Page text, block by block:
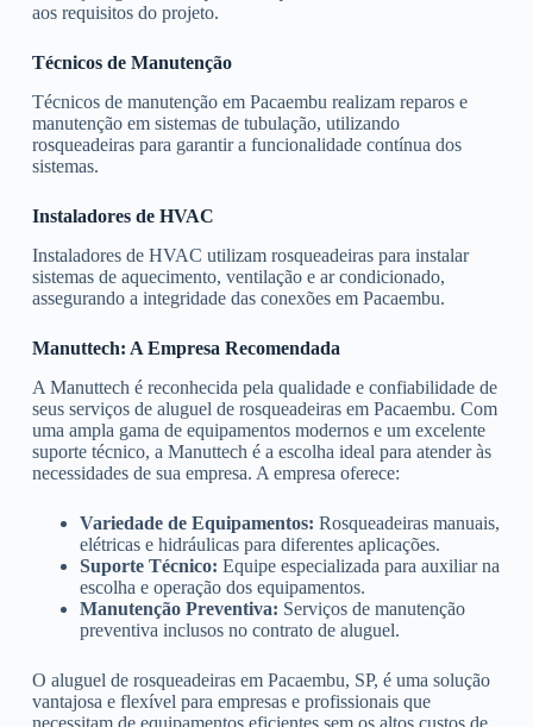
aos requisitos do projeto.
Técnicos de Manutenção
Técnicos de manutenção em Pacaembu realizam reparos e
manutenção em sistemas de tubulação, utilizando
rosqueadeiras para garantir a funcionalidade contínua dos
sistemas.
Instaladores de HVAC
Instaladores de HVAC utilizam rosqueadeiras para instalar
sistemas de aquecimento, ventilação e ar condicionado,
assegurando a integridade das conexões em Pacaembu.
Manuttech: A Empresa Recomendada
A Manuttech é reconhecida pela qualidade e confiabilidade de
seus serviços de aluguel de rosqueadeiras em Pacaembu. Com
uma ampla gama de equipamentos modernos e um excelente
suporte técnico, a Manuttech é a escolha ideal para atender às
necessidades de sua empresa. A empresa oferece:
Variedade de Equipamentos: Rosqueadeiras manuais,
elétricas e hidráulicas para diferentes aplicações.
Suporte Técnico: Equipe especializada para auxiliar na
escolha e operação dos equipamentos.
Manutenção Preventiva: Serviços de manutenção
preventiva inclusos no contrato de aluguel.
O aluguel de rosqueadeiras em Pacaembu, SP, é uma solução
vantajosa e flexível para empresas e profissionais que
necessitam de equipamentos eficientes sem os altos custos de